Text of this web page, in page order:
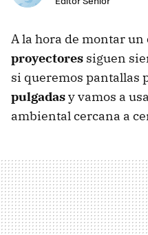
A la hora de montar un
proyectores siguen
si queremos pantallas
pulgadasy vamos a
ambiental cercana a